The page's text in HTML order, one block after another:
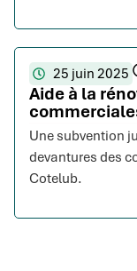
25 juin 2025
Aide à la
Une subvention
devantures des
Cotelub.